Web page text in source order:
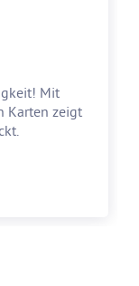
Mit
Karten zeigt